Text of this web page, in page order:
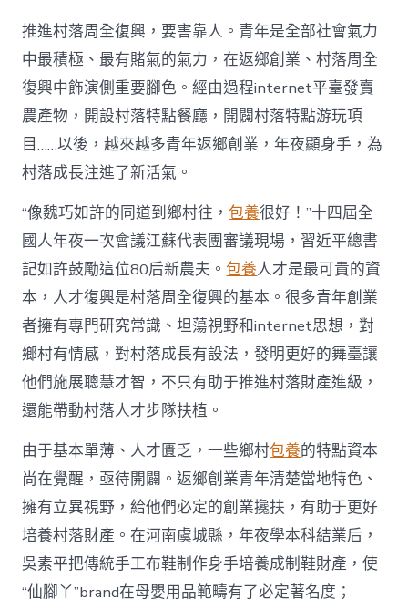
落
財
產
復
興
注
進
人
水
甜
心
寶
物
查
包
養
網
_
中
中
推進村落周全復興，要害靠人。青年是全部社會氣力
中最積極、最有賭氣的氣力，在返鄉創業、村落周全
復興中飾演側重要腳色。經由過程internet平臺發賣
農產物，開設村落特點餐廳，開闢村落特點游玩項
目……以後，越來越多青年返鄉創業，年夜顯身手，為
村落成長注進了新活氣。
“像魏巧如許的同道到鄉村往，包養很好！”十四屆全
國人年夜一次會議江蘇代表團審議現場，習近平總書
記如許鼓勵這位80后新農夫。包養人才是最可貴的資
本，人才復興是村落周全復興的基本。很多青年創業
者擁有專門研究常識、坦蕩視野和internet思想，對
鄉村有情感，對村落成長有設法，發明更好的舞臺讓
他們施展聰慧才智，不只有助于推進村落財產進級，
還能帶動村落人才步隊扶植。
由于基本單薄、人才匱乏，一些鄉村包養的特點資本
尚在覺醒，亟待開闢。返鄉創業青年清楚當地特色、
擁有立異視野，給他們必定的創業攙扶，有助于更好
培養村落財產。在河南虞城縣，年夜學本科結業后，
吳素平把傳統手工布鞋制作身手培養成制鞋財產，使
“仙腳丫”brand在母嬰用品範疇有了必定著名度；